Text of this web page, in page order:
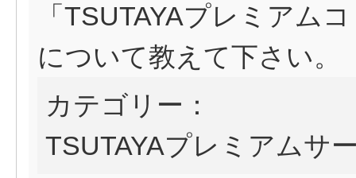
「TSUTAYAプレミアム
について教えて下さい。
カテゴリー：
TSUTAYAプレミアムサ